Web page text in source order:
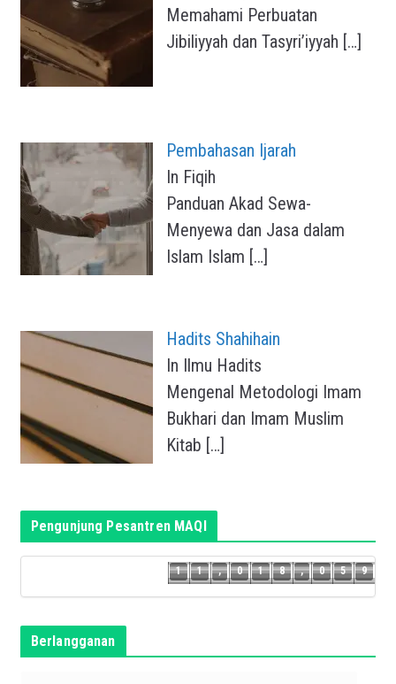
Memahami Perbuatan
Jibiliyyah dan Tasyri’iyyah […]
Pembahasan Ijarah
In Fiqih
Panduan Akad Sewa-
Menyewa dan Jasa dalam
Islam Islam […]
Hadits Shahihain
In Ilmu Hadits
Mengenal Metodologi Imam
Bukhari dan Imam Muslim
Kitab […]
Pengunjung Pesantren MAQI
1
1
,
0
1
8
,
0
5 9
Berlangganan